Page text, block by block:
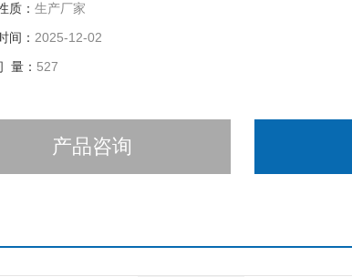
质： 生产厂家
间： 2025-12-02
量： 527
产品咨询